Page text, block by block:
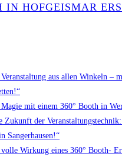
IN HOFGEISMAR
aus allen Winkeln –
mit einem 360° Booth in
Zukunft der
Sangerhausen!“
Wirkung eines 360° Booth-